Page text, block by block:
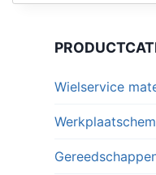
product
meerdere
Deze
optie
gekozen
Wielservice